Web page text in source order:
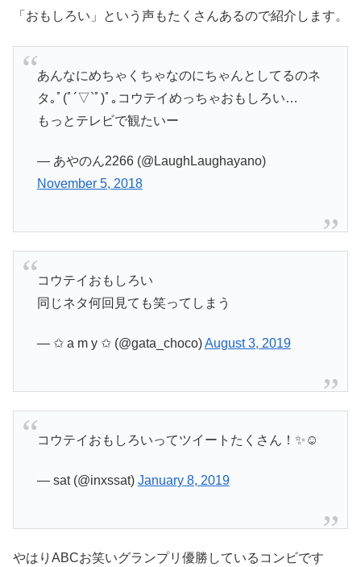
「おもしろい」という声もたくさんあるので紹介します。
あんなにめちゃくちゃなのにちゃんとしてるのネ
タ｡ﾟ(ﾟ´▽`ﾟ)ﾟ｡コウテイめっちゃおもしろい…
もっとテレビで観たいー
— あやのん2266 (@LaughLaughayano)
November 5, 2018
コウテイおもしろい
同じネタ何回見ても笑ってしまう
— ✩ a m y ✩ (@gata_choco)August 3, 2019
コウテイおもしろいってツイートたくさん！✨☺️
— sat (@inxssat) January 8, 2019
やはりABCお笑いグランプリ優勝しているコンビです